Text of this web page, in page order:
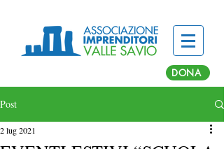
DONA
Post
2 lug 2021